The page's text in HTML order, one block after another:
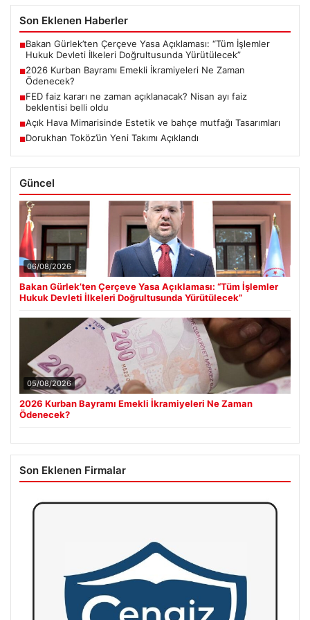
Son Eklenen Haberler
■Bakan Gürlek’ten Çerçeve Yasa Açıklaması: “Tüm İşlemler
Hukuk Devleti İlkeleri Doğrultusunda Yürütülecek”
■2026 Kurban Bayramı Emekli İkramiyeleri Ne Zaman
Ödenecek?
■FED faiz kararı ne zaman açıklanacak? Nisan ayı faiz
beklentisi belli oldu
■Açık Hava Mimarisinde Estetik ve bahçe mutfağı Tasarımları
■Dorukhan Toköz’ün Yeni Takımı Açıklandı
Güncel
06/08/2026
Bakan Gürlek’ten Çerçeve Yasa Açıklaması: “Tüm İşlemler
Hukuk Devleti İlkeleri Doğrultusunda Yürütülecek”
05/08/2026
2026 Kurban Bayramı Emekli İkramiyeleri Ne Zaman
Ödenecek?
Son Eklenen Firmalar